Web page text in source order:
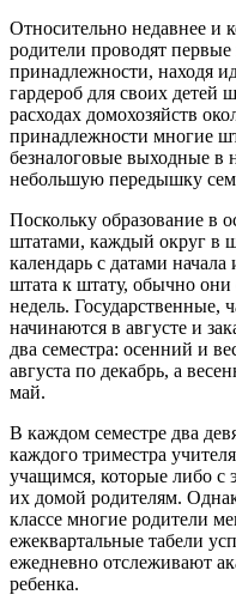
Относительно недавнее и
родители проводят
принадлежности, находя
гардероб для своих детей
расходах домохозяйств
принадлежности многие
безналоговые выходные в
небольшую передышку
Поскольку образование в
штатами, каждый округ в
календарь с датами
штата к штату, обычно они
недель. Государственные,
начинаются в августе и
два семестра: осенний и
августа по декабрь, а
май.
В каждом семестре два
каждого триместра
учащимся, которые либо с
их домой родителям.
классе многие родители
ежеквартальные табели
ежедневно отслеживают
ребенка.